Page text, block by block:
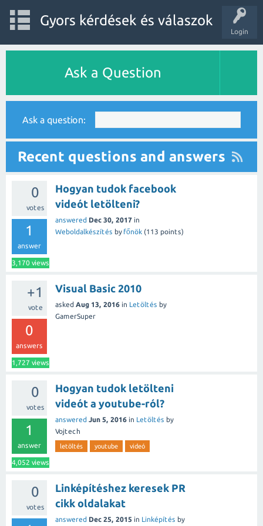
Login
Gyors kérdések és válaszok
Ask a Question
Ask a question:
Recent questions and answers
0
votes
1
answer
3,170 views
Hogyan tudok facebook
videót letölteni?
answered Dec 30, 2017 in
Weboldalkészítés by főnök (113 points)
+1
vote
0
answers
1,727 views
Visual Basic 2010
asked Aug 13, 2016 in Letöltés by
GamerSuper
0
votes
1
answer
4,052 views
Hogyan tudok letölteni
videót a youtube-ról?
answered Jun 5, 2016 in Letöltés by
Vojtech
letöltés youtube videó
0
votes
Linképítéshez keresek PR
cikk oldalakat
answered Dec 25, 2015 in Linképítés by